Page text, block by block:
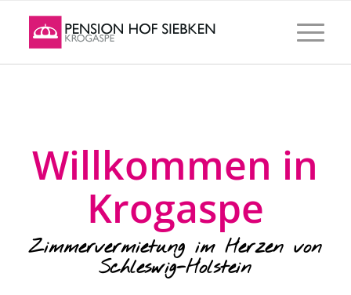
Willkommen in
Krogaspe
Zimmervermietung im Herzen von
Schleswig-Holstein